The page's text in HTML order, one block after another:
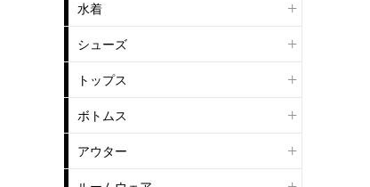
水着
シューズ
トップス
ボトムス
アウター